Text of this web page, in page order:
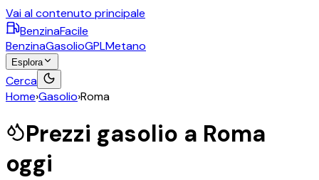
Vai al contenuto principale
BenzinaFacile
BenzinaGasolioGPLMetano
Esplora
Cerca
Home›Gasolio›Roma
Prezzi gasolio a Roma
oggi